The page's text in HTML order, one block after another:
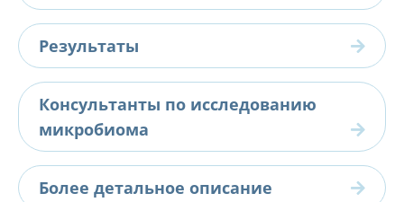
Результаты
Консультанты по исследованию
микробиома
Более детальное описание